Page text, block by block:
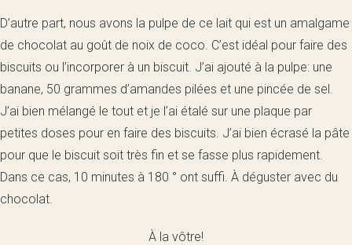
D’autre part, nous avons la pulpe de ce lait qui est un amalgame
de chocolat au goût de noix de coco. C’est idéal pour faire des
biscuits ou l’incorporer à un biscuit. J’ai ajouté à la pulpe: une
banane, 50 grammes d’amandes pilées et une pincée de sel.
J’ai bien mélangé le tout et je l’ai étalé sur une plaque par
petites doses pour en faire des biscuits. J’ai bien écrasé la pâte
pour que le biscuit soit très fin et se fasse plus rapidement.
Dans ce cas, 10 minutes à 180 ° ont suffi. À déguster avec du
chocolat.
À la vôtre!